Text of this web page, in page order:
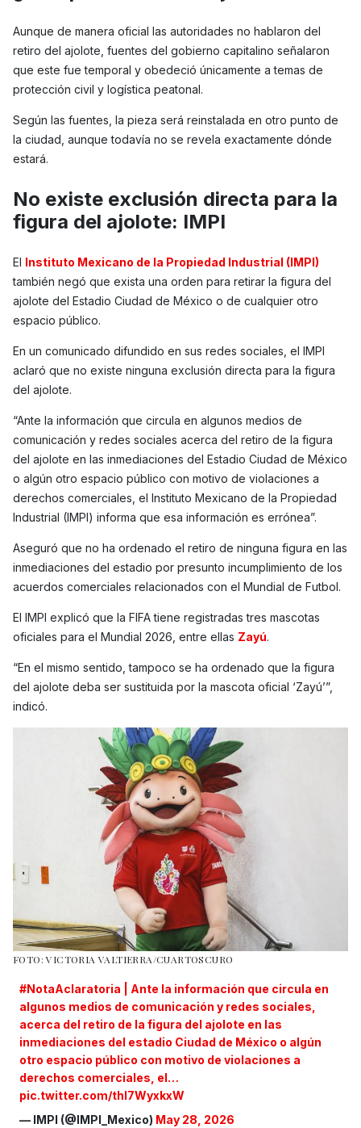
Aunque de manera oficial las autoridades no hablaron del
retiro del ajolote, fuentes del gobierno capitalino señalaron
que este fue temporal y obedeció únicamente a temas de
protección civil y logística peatonal.
Según las fuentes, la pieza será reinstalada en otro punto de
la ciudad, aunque todavía no se revela exactamente dónde
estará.
No existe exclusión directa para la
figura del ajolote: IMPI
El Instituto Mexicano de la Propiedad Industrial (IMPI)
también negó que exista una orden para retirar la figura del
ajolote del Estadio Ciudad de México o de cualquier otro
espacio público.
En un comunicado difundido en sus redes sociales, el IMPI
aclaró que no existe ninguna exclusión directa para la figura
del ajolote.
“Ante la información que circula en algunos medios de
comunicación y redes sociales acerca del retiro de la figura
del ajolote en las inmediaciones del Estadio Ciudad de México
o algún otro espacio público con motivo de violaciones a
derechos comerciales, el Instituto Mexicano de la Propiedad
Industrial (IMPI) informa que esa información es errónea”.
Aseguró que no ha ordenado el retiro de ninguna figura en las
inmediaciones del estadio por presunto incumplimiento de los
acuerdos comerciales relacionados con el Mundial de Futbol.
El IMPI explicó que la FIFA tiene registradas tres mascotas
oficiales para el Mundial 2026, entre ellas Zayú.
“En el mismo sentido, tampoco se ha ordenado que la figura
del ajolote deba ser sustituida por la mascota oficial ‘Zayú’”,
indicó.
FOTO: VICTORIA VALTIERRA/CUARTOSCURO
#NotaAclaratoria | Ante la información que circula en
algunos medios de comunicación y redes sociales,
acerca del retiro de la figura del ajolote en las
inmediaciones del estadio Ciudad de México o algún
otro espacio público con motivo de violaciones a
derechos comerciales, el…
pic.twitter.com/thI7WyxkxW
— IMPI (@IMPI_Mexico) May 28, 2026